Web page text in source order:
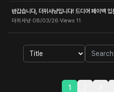
반갑습니다, 더위사냥입니다! 드디어 페이백
더위사냥·08/03/26·Views 11
1